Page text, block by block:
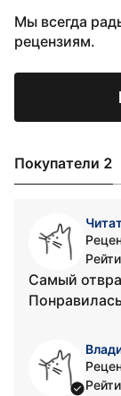
Мы всегда
рецензиям.
Покупатели 2
Самый